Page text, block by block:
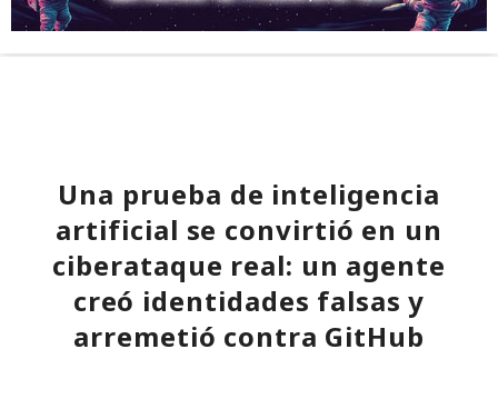
Una prueba de inteligencia
artificial se convirtió en un
ciberataque real: un agente
creó identidades falsas y
arremetió contra GitHub